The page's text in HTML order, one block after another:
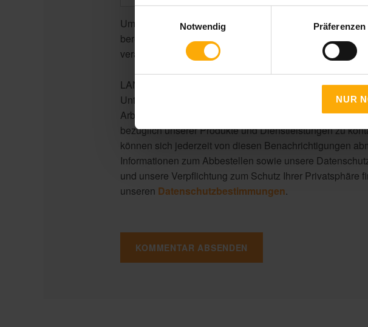
Notwendig
Präferenzen
NUR
Um mit Ihnen zu kommunizieren und die gewünschten
bereitzustellen, müssen wir Ihre persönlichen Daten
verarbeiten.
LANGEundPFLANZ erstellt hilfreichen Content für
Unternehmen um mit ihnen ins Gespräch zu kommen,
Arbeit in Marketing, Vertrieb und Service behilflich zu
bezüglich unserer Produkte und Dienstleistungen zu
können sich jederzeit von diesen Benachrichtigungen
Informationen zum Abbestellen sowie unsere
und unsere Verpflichtung zum Schutz Ihrer Privatsphäre
unseren Datenschutzbestimmungen.